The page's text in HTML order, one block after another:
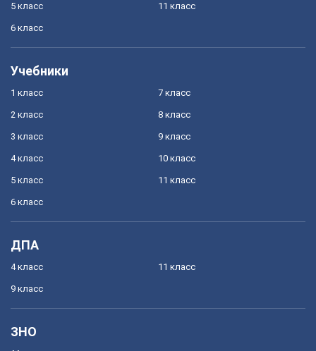
5 класс
6 класс
11 класс
Учебники
1 класс
2 класс
3 класс
4 класс
5 класс
6 класс
7 класс
8 класс
9 класс
10 класс
11 класс
ДПА
4 класс
9 класс
11 класс
ЗНО